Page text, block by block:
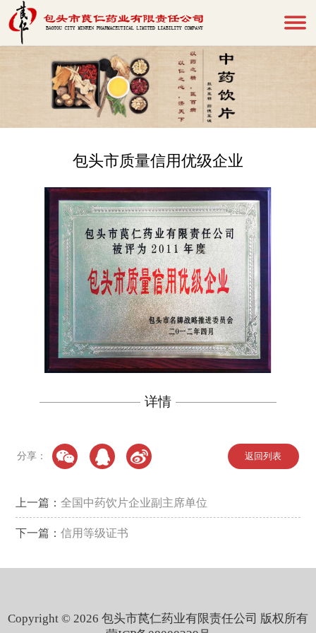
包头市质量信用优级企业
详情
分享： 返回列表
上一篇：全国中药饮片企业副主席单位
下一篇：信用等级证书
Copyright © 2026 包头市苠仁药业有限责任公司 版权所有